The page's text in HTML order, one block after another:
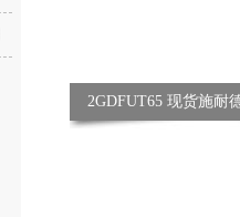
2GDFUT65 现货施耐